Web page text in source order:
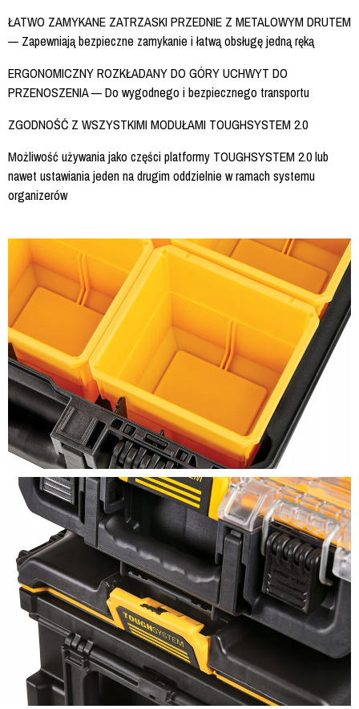
ŁATWO ZAMYKANE ZATRZASKI PRZEDNIE Z METALOWYM DRUTEM
— Zapewniają bezpieczne zamykanie i łatwą obsługę jedną ręką
ERGONOMICZNY ROZKŁADANY DO GÓRY UCHWYT DO
PRZENOSZENIA — Do wygodnego i bezpiecznego transportu
ZGODNOŚĆ Z WSZYSTKIMI MODUŁAMI TOUGHSYSTEM 2.0
Możliwość używania jako części platformy TOUGHSYSTEM 2.0 lub
nawet ustawiania jeden na drugim oddzielnie w ramach systemu
organizerów